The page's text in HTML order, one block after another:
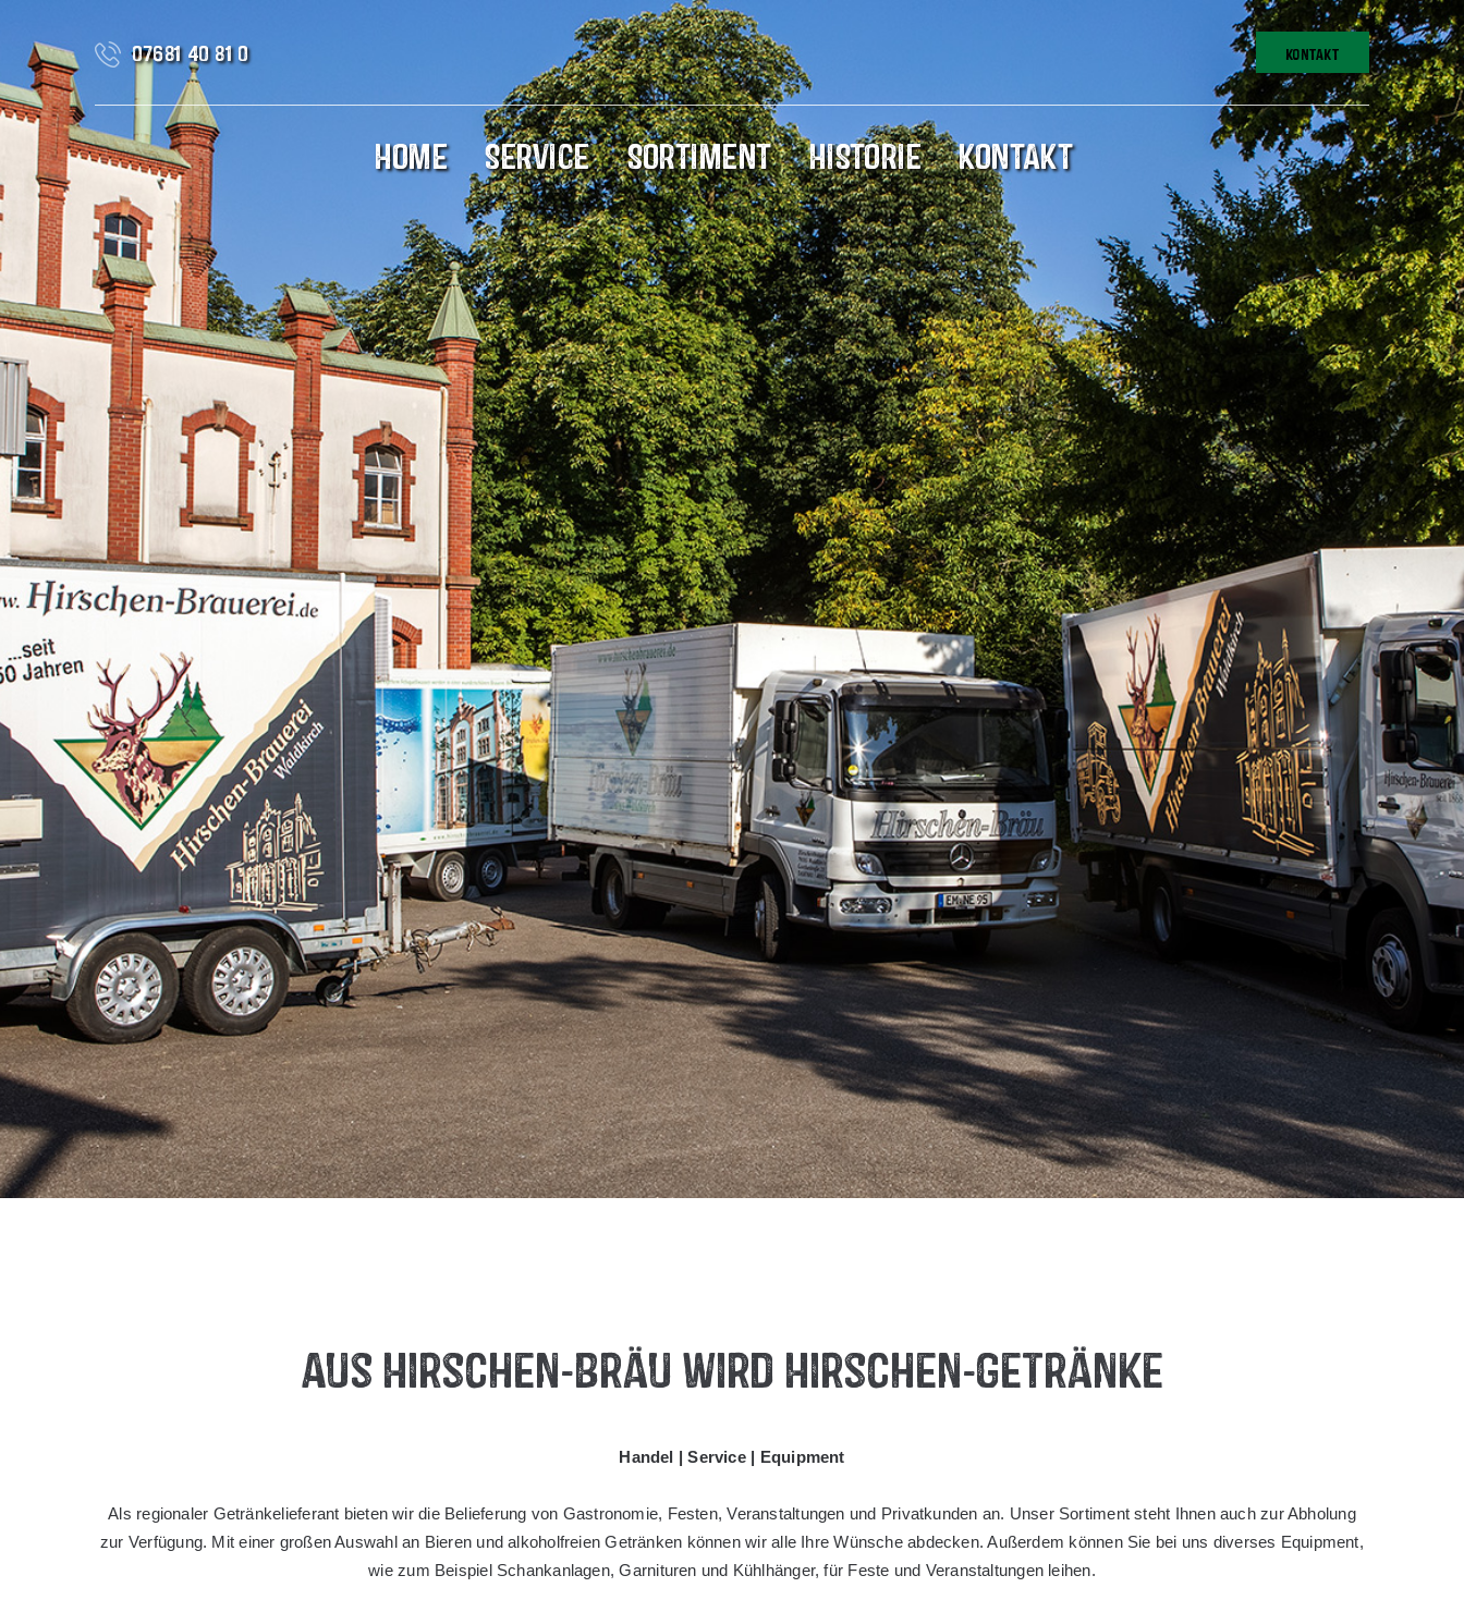
07681 40 81 0 KONTAKT
HOME SERVICE SORTIMENT HISTORIE KONTAKT
Aus Hirschen-Bräu wird Hirschen-Getränke
Handel | Service | Equipment
Als regionaler Getränkelieferant bieten wir die Belieferung von Gastronomie, Festen, Veranstaltungen und Privatkunden an. Unser Sortiment steht Ihnen auch zur Abholung
zur Verfügung. Mit einer großen Auswahl an Bieren und alkoholfreien Getränken können wir alle Ihre Wünsche abdecken. Außerdem können Sie bei uns diverses Equipment,
wie zum Beispiel Schankanlagen, Garnituren und Kühlhänger, für Feste und Veranstaltungen leihen.